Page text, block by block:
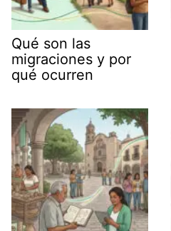
Qué son las
migraciones y por
qué ocurren